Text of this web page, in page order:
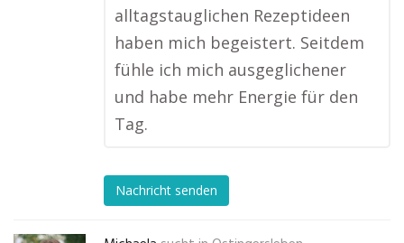
alltagstauglichen Rezeptideen
haben mich begeistert. Seitdem
fühle ich mich ausgeglichener
und habe mehr Energie für den
Tag.
Nachricht senden